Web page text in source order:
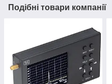
Подібні товари компанії